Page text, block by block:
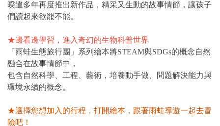
暌違多年再度推出新作品，精采又生動的故事情節，讓孩子
們讀起來欲罷不能。
★邊看邊學習，進入奇幻的生物科普世界
「雨蛙生態旅行團」系列繪本將STEAM與SDGs的概念自然
融合在故事情節中，
包含自然科學、工程、藝術，培養動手做、問題解決能力與
環境永續的概念。
★選擇您想加入的行程，打開繪本，跟著雨蛙導遊一起去冒
險吧！